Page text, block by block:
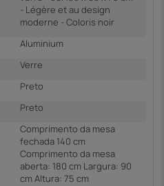
- Légère et au design
moderne - Coloris noir
Aluminium
Verre
Preto
Preto
Comprimento da mesa
fechada 140 cm
Comprimento da mesa
aberta: 180 cm Largura: 90
cm Altura: 75 cm